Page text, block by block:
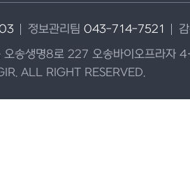
정보관리팀 043-714-7521
오송생명8로 227 오송바이오프라자
ALL RIGHT RESERVED.